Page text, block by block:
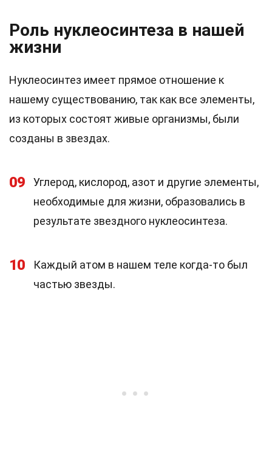
Роль нуклеосинтеза в нашей
жизни
Нуклеосинтез имеет прямое отношение к
нашему существованию, так как все элементы,
из которых состоят живые организмы, были
созданы в звездах.
09
Углерод, кислород, азот и другие элементы,
необходимые для жизни, образовались в
результате звездного нуклеосинтеза.
10
Каждый атом в нашем теле когда-то был
частью звезды.